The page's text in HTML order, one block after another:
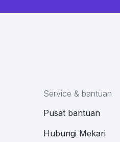
Service & bantuan
Pusat bantuan
Hubungi Mekari